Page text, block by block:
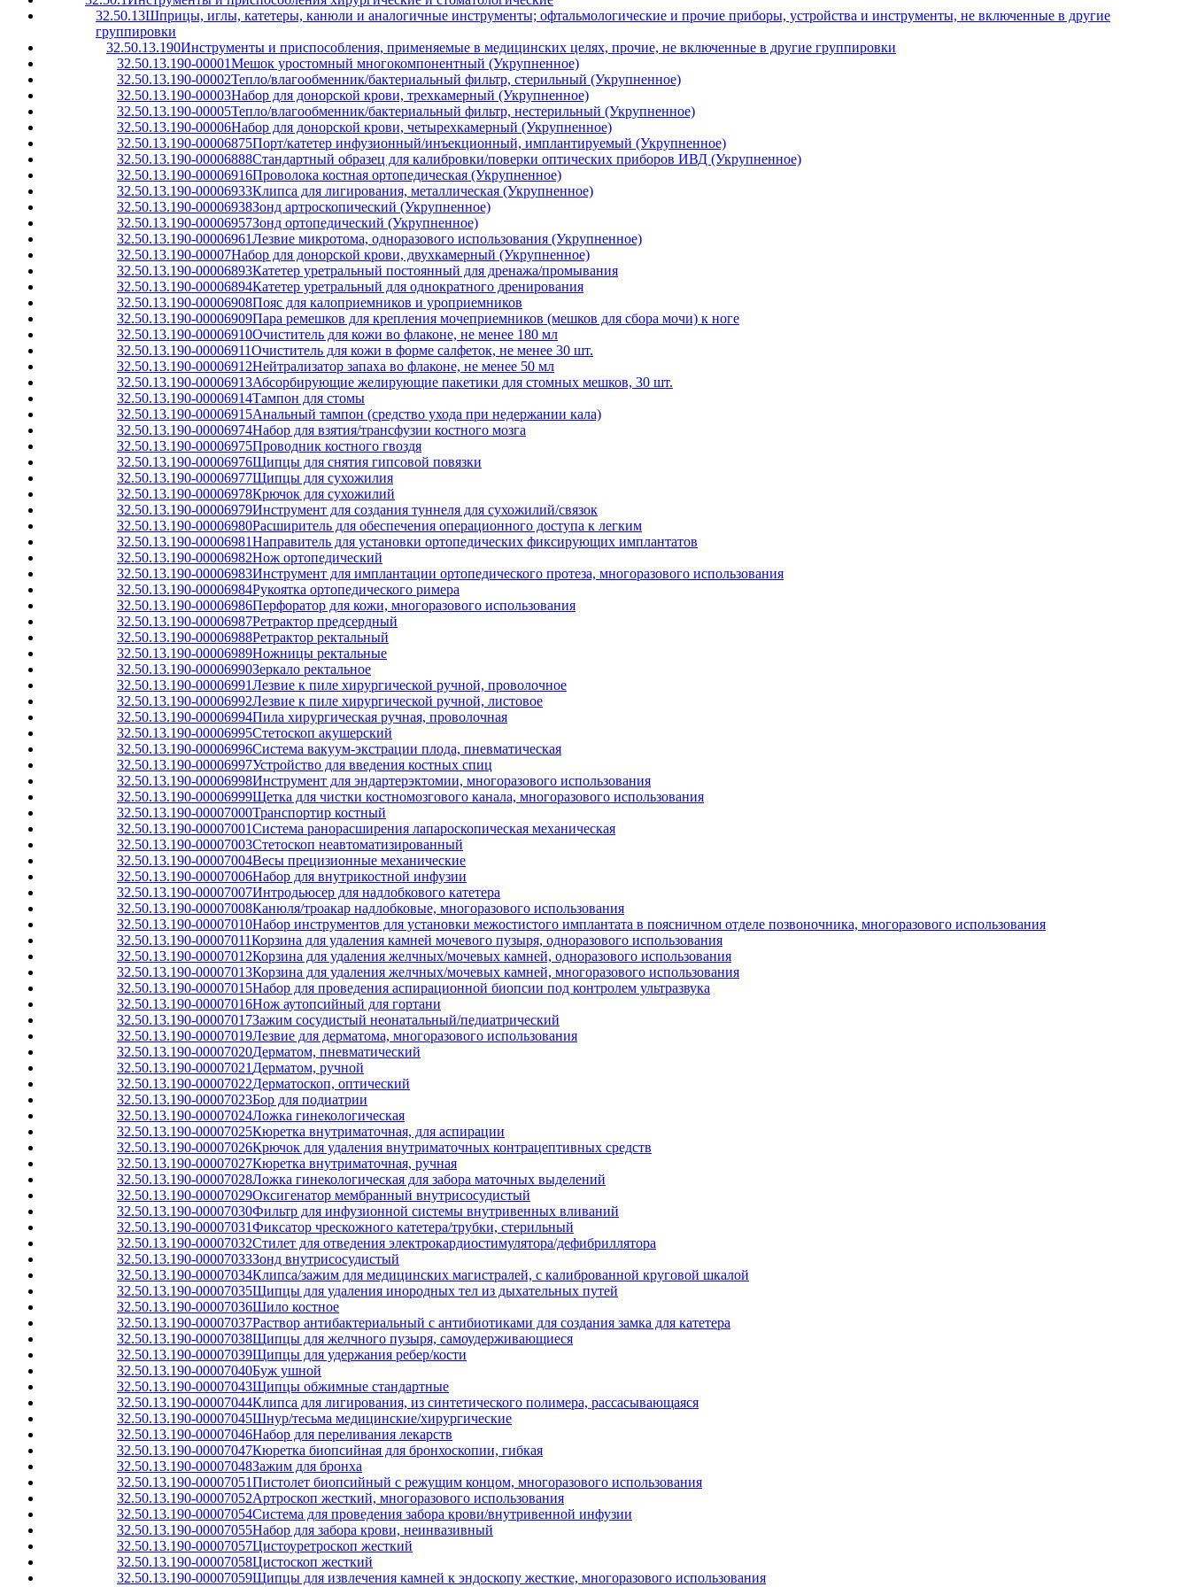
32.50.13Шприцы, иглы, катетеры, канюли и аналогичные инструменты; офтальмологические и прочие приборы, устройства и инструменты, не включенные в другие
группировки
32.50.13.190Инструменты и приспособления, применяемые в медицинских целях, прочие, не включенные в другие группировки
32.50.13.190-00001Мешок уростомный многокомпонентный (Укрупненное)
32.50.13.190-00002Тепло/влагообменник/бактериальный фильтр, стерильный (Укрупненное)
32.50.13.190-00003Набор для донорской крови, трехкамерный (Укрупненное)
32.50.13.190-00005Тепло/влагообменник/бактериальный фильтр, нестерильный (Укрупненное)
32.50.13.190-00006Набор для донорской крови, четырехкамерный (Укрупненное)
32.50.13.190-00006875Порт/катетер инфузионный/инъекционный, имплантируемый (Укрупненное)
32.50.13.190-00006888Стандартный образец для калибровки/поверки оптических приборов ИВД (Укрупненное)
32.50.13.190-00006916Проволока костная ортопедическая (Укрупненное)
32.50.13.190-00006933Клипса для лигирования, металлическая (Укрупненное)
32.50.13.190-00006938Зонд артроскопический (Укрупненное)
32.50.13.190-00006957Зонд ортопедический (Укрупненное)
32.50.13.190-00006961Лезвие микротома, одноразового использования (Укрупненное)
32.50.13.190-00007Набор для донорской крови, двухкамерный (Укрупненное)
32.50.13.190-00006893Катетер уретральный постоянный для дренажа/промывания
32.50.13.190-00006894Катетер уретральный для однократного дренирования
32.50.13.190-00006908Пояс для калоприемников и уроприемников
32.50.13.190-00006909Пара ремешков для крепления мочеприемников (мешков для сбора мочи) к ноге
32.50.13.190-00006910Очиститель для кожи во флаконе, не менее 180 мл
32.50.13.190-00006911Очиститель для кожи в форме салфеток, не менее 30 шт.
32.50.13.190-00006912Нейтрализатор запаха во флаконе, не менее 50 мл
32.50.13.190-00006913Абсорбирующие желирующие пакетики для стомных мешков, 30 шт.
32.50.13.190-00006914Тампон для стомы
32.50.13.190-00006915Анальный тампон (средство ухода при недержании кала)
32.50.13.190-00006974Набор для взятия/трансфузии костного мозга
32.50.13.190-00006975Проводник костного гвоздя
32.50.13.190-00006976Щипцы для снятия гипсовой повязки
32.50.13.190-00006977Щипцы для сухожилия
32.50.13.190-00006978Крючок для сухожилий
32.50.13.190-00006979Инструмент для создания туннеля для сухожилий/связок
32.50.13.190-00006980Расширитель для обеспечения операционного доступа к легким
32.50.13.190-00006981Направитель для установки ортопедических фиксирующих имплантатов
32.50.13.190-00006982Нож ортопедический
32.50.13.190-00006983Инструмент для имплантации ортопедического протеза, многоразового использования
32.50.13.190-00006984Рукоятка ортопедического римера
32.50.13.190-00006986Перфоратор для кожи, многоразового использования
32.50.13.190-00006987Ретрактор предсердный
32.50.13.190-00006988Ретрактор ректальный
32.50.13.190-00006989Ножницы ректальные
32.50.13.190-00006990Зеркало ректальное
32.50.13.190-00006991Лезвие к пиле хирургической ручной, проволочное
32.50.13.190-00006992Лезвие к пиле хирургической ручной, листовое
32.50.13.190-00006994Пила хирургическая ручная, проволочная
32.50.13.190-00006995Стетоскоп акушерский
32.50.13.190-00006996Система вакуум-экстрации плода, пневматическая
32.50.13.190-00006997Устройство для введения костных спиц
32.50.13.190-00006998Инструмент для эндартерэктомии, многоразового использования
32.50.13.190-00006999Щетка для чистки костномозгового канала, многоразового использования
32.50.13.190-00007000Транспортир костный
32.50.13.190-00007001Система ранорасширения лапароскопическая механическая
32.50.13.190-00007003Стетоскоп неавтоматизированный
32.50.13.190-00007004Весы прецизионные механические
32.50.13.190-00007006Набор для внутрикостной инфузии
32.50.13.190-00007007Интродьюсер для надлобкового катетера
32.50.13.190-00007008Канюля/троакар надлобковые, многоразового использования
32.50.13.190-00007010Набор инструментов для установки межостистого имплантата в поясничном отделе позвоночника, многоразового использования
32.50.13.190-00007011Корзина для удаления камней мочевого пузыря, одноразового использования
32.50.13.190-00007012Корзина для удаления желчных/мочевых камней, одноразового использования
32.50.13.190-00007013Корзина для удаления желчных/мочевых камней, многоразового использования
32.50.13.190-00007015Набор для проведения аспирационной биопсии под контролем ультразвука
32.50.13.190-00007016Нож аутопсийный для гортани
32.50.13.190-00007017Зажим сосудистый неонатальный/педиатрический
32.50.13.190-00007019Лезвие для дерматома, многоразового использования
32.50.13.190-00007020Дерматом, пневматический
32.50.13.190-00007021 Дерматом, ручной
32.50.13.190-00007022Дерматоскоп, оптический
32.50.13.190-00007023Бор для подиатрии
32.50.13.190-00007024Ложка гинекологическая
32.50.13.190-00007025Кюретка внутриматочная, для аспирации
32.50.13.190-00007026Крючок для удаления внутриматочных контрацептивных средств
32.50.13.190-00007027Кюретка внутриматочная, ручная
32.50.13.190-00007028Ложка гинекологическая для забора маточных выделений
32.50.13.190-00007029Оксигенатор мембранный внутрисосудистый
32.50.13.190-00007030Фильтр для инфузионной системы внутривенных вливаний
32.50.13.190-00007031Фиксатор чрескожного катетера/трубки, стерильный
32.50.13.190-00007032Стилет для отведения электрокардиостимулятора/дефибриллятора
32.50.13.190-00007033Зонд внутрисосудистый
32.50.13.190-00007034Клипса/зажим для медицинских магистралей, с калиброванной круговой шкалой
32.50.13.190-00007035Щипцы для удаления инородных тел из дыхательных путей
32.50.13.190-00007036Шило костное
32.50.13.190-00007037Раствор антибактериальный с антибиотиками для создания замка для катетера
32.50.13.190-00007038Щипцы для желчного пузыря, самоудерживающиеся
32.50.13.190-00007039Щипцы для удержания ребер/кости
32.50.13.190-00007040Буж ушной
32.50.13.190-00007043Щипцы обжимные стандартные
32.50.13.190-00007044Клипса для лигирования, из синтетического полимера, рассасывающаяся
32.50.13.190-00007045Шнур/тесьма медицинские/хирургические
32.50.13.190-00007046Набор для переливания лекарств
32.50.13.190-00007047Кюретка биопсийная для бронхоскопии, гибкая
32.50.13.190-00007048Зажим для бронха
32.50.13.190-00007051Пистолет биопсийный с режущим концом, многоразового использования
32.50.13.190-00007052Артроскоп жесткий, многоразового использования
32.50.13.190-00007054Система для проведения забора крови/внутривенной инфузии
32.50.13.190-00007055Набор для забора крови, неинвазивный
32.50.13.190-00007057Цистоуретроскоп жесткий
32.50.13.190-00007058Цистоскоп жесткий
32.50.13.190-00007059Щипцы для извлечения камней к эндоскопу жесткие, многоразового использования